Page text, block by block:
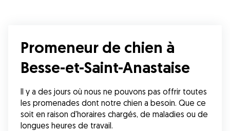
Promeneur de chien à
Besse-et-Saint-Anastaise
Il y a des jours où nous ne pouvons pas offrir toutes
les promenades dont notre chien a besoin. Que ce
soit en raison d'horaires chargés, de maladies ou de
longues heures de travail.